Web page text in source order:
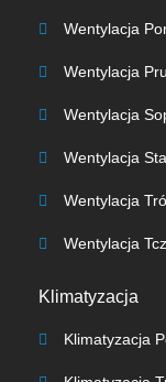
Wentylacja
Wentylacja
Wentylacja
Wentylacja
Wentylacja
Wentylacja
Klimatyzacja
Klimatyzacja